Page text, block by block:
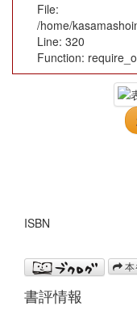
File:
/home/
Line: 320
Function:
ISBN
本
書評情報